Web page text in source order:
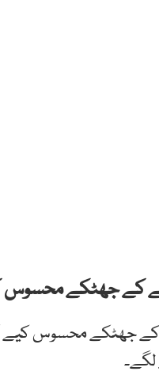
زلزلے کے جھٹکے
کے جھٹکے محسوس
لگے۔